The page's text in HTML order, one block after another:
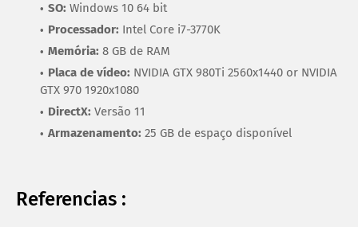
SO: Windows 10 64 bit
Processador: Intel Core i7-3770K
Memória: 8 GB de RAM
Placa de vídeo: NVIDIA GTX 980Ti 2560x1440 or NVIDIA
GTX 970 1920x1080
DirectX: Versão 11
Armazenamento: 25 GB de espaço disponível
Referencias :